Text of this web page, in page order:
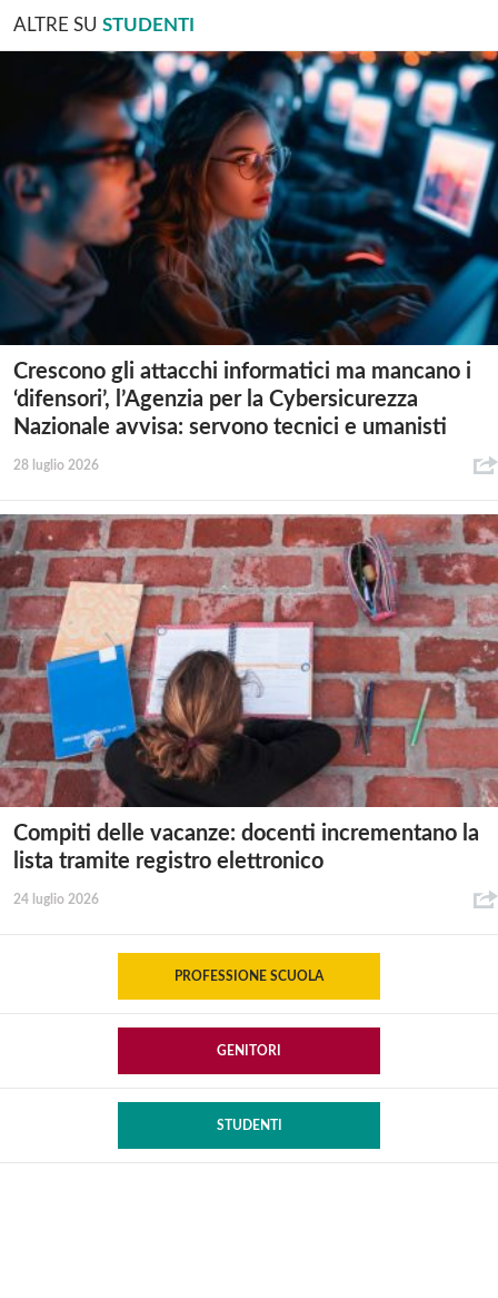
ALTRE SU STUDENTI
Crescono gli attacchi informatici ma mancano i
‘difensori’, l’Agenzia per la Cybersicurezza
Nazionale avvisa: servono tecnici e umanisti
28 luglio 2026
Compiti delle vacanze: docenti incrementano la
lista tramite registro elettronico
24 luglio 2026
PROFESSIONE SCUOLA
GENITORI
STUDENTI